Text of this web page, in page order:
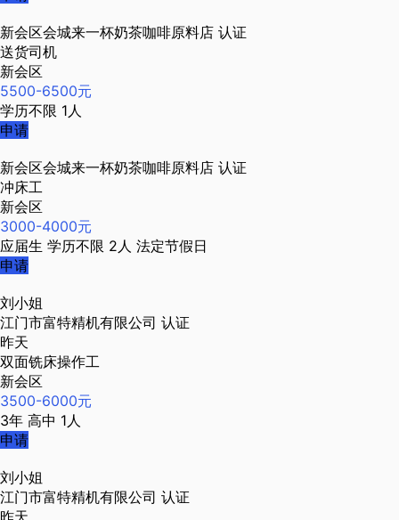
新会区会城来一杯奶茶咖啡原料店 认证
送货司机
新会区
5500-6500元
学历不限 1人
申请
新会区会城来一杯奶茶咖啡原料店 认证
冲床工
新会区
3000-4000元
应届生 学历不限 2人 法定节假日
申请
刘小姐
江门市富特精机有限公司 认证
昨天
双面铣床操作工
新会区
3500-6000元
3年 高中 1人
申请
刘小姐
江门市富特精机有限公司 认证